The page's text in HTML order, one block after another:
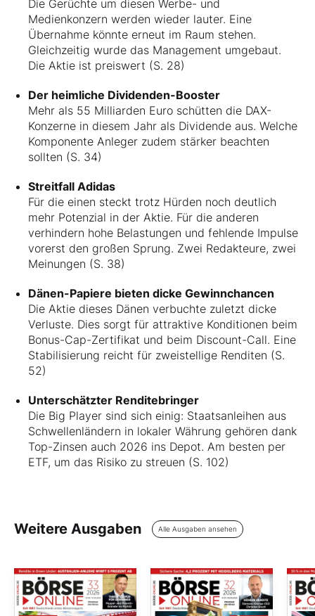
Die Gerüchte um diesen Werbe- und
Medienkonzern werden wieder lauter. Eine
Übernahme könnte erneut im Raum stehen.
Gleichzeitig wurde das Management umgebaut.
Die Aktie ist preiswert (S. 28)
Der heimliche Dividenden-Booster
Mehr als 55 Milliarden Euro schütten die DAX-
Konzerne in diesem Jahr als Dividende aus. Welche
Komponente Anleger zudem stärker beachten
sollten (S. 34)
Streitfall Adidas
Für die einen steckt trotz Hürden noch deutlich
mehr Potenzial in der Aktie. Für die anderen
verhindern hohe Belastungen und fehlende Impulse
vorerst den großen Sprung. Zwei Redakteure, zwei
Meinungen (S. 38)
Dänen-Papiere bieten dicke Gewinnchancen
Die Aktie dieses Dänen verbuchte zuletzt dicke
Verluste. Dies sorgt für attraktive Konditionen beim
Bonus-Cap-Zertifikat und beim Discount-Call. Eine
Stabilisierung reicht für zweistellige Renditen (S.
52)
Unterschätzter Renditebringer
Die Big Player sind sich einig: Staatsanleihen aus
Schwellenländern in lokaler Währung gehören dank
Top-Zinsen auch 2026 ins Depot. Am besten per
ETF, um das Risiko zu streuen (S. 102)
Weitere Ausgaben Alle Ausgaben ansehen